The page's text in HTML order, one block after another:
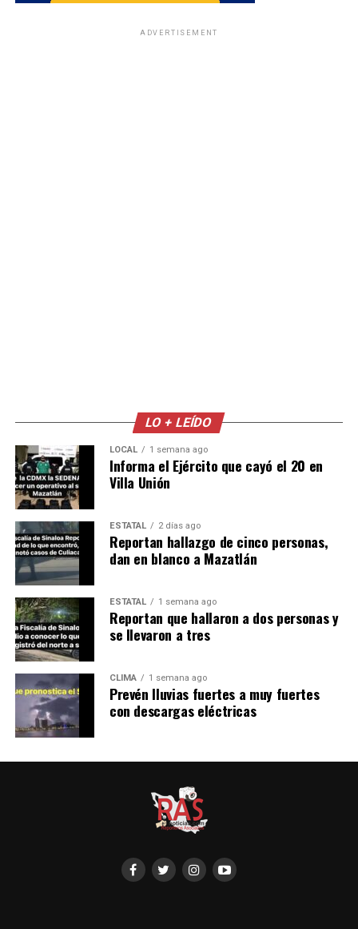
ADVERTISEMENT
LO + LEÍDO
LOCAL 1 semana ago
Informa el Ejército que cayó el 20 en
Villa Unión
ESTATAL 2 días ago
Reportan hallazgo de cinco personas,
dan en blanco a Mazatlán
ESTATAL 1 semana ago
Reportan que hallaron a dos personas y
se llevaron a tres
CLIMA 1 semana ago
Prevén lluvias fuertes a muy fuertes
con descargas eléctricas